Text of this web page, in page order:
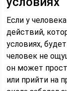
Если у
действий,
условиях,
человек не
он может
или прийти на